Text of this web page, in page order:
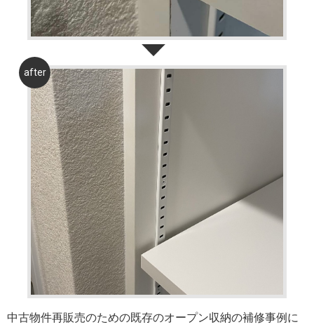
中古物件再販売のための既存のオープン収納の補修事例に